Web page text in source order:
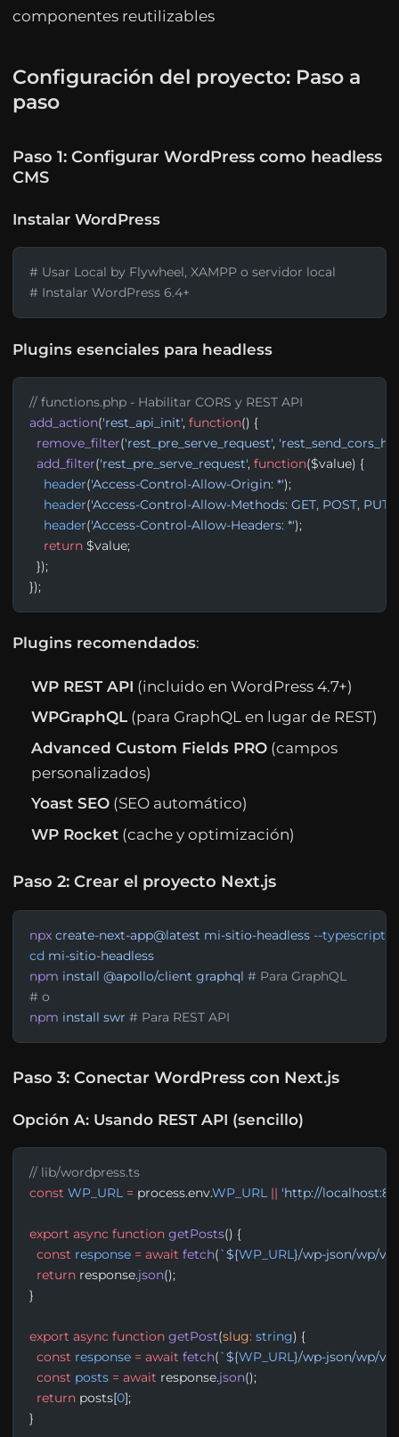
componentes reutilizables
Configuración del proyecto: Paso a
paso
Paso 1: Configurar WordPress como headless
CMS
Instalar WordPress
# Usar Local by Flywheel, XAMPP o servidor local
# Instalar WordPress 6.4+
Plugins esenciales para headless
// functions.php - Habilitar CORS y REST API
add_action('rest_api_init', function() {
  remove_filter
('rest_pre_serve_request',
  add_filter
('rest_pre_serve_request', function($value) {
    header
('Access-Control-Allow-Origin: *');
    header
('Access-Control-Allow-Methods: GET, POST, PUT,
    header
('Access-Control-Allow-Headers: *');
    return
$value;
  });
});
Plugins recomendados:
WP REST API (incluido en WordPress 4.7+)
WPGraphQL (para GraphQL en lugar de REST)
Advanced Custom Fields PRO (campos
personalizados)
Yoast SEO (SEO automático)
WP Rocket (cache y optimización)
Paso 2: Crear el proyecto Next.js
npx create-next-app@latest mi-sitio-headless --typescript
cd mi-sitio-headless
npm install @apollo/client graphql # Para GraphQL
# o
npm install swr # Para REST API
Paso 3: Conectar WordPress con Next.js
Opción A: Usando REST API (sencillo)
// lib/wordpress.ts
const WP_URL = process.env.WP_URL || 'http://
export async function getPosts() {
  const
response = await fetch(`${WP_URL }/wp-json/wp/
  return
response.json();
}
export async function getPost(slug: string) {
  const
response = await fetch(`${WP_URL }/wp-json/wp/
  const
posts = await response.json();
  return
posts[0];
}